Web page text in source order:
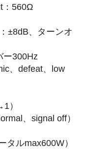
：560Ω
±8dB、ターンオ
ー300Hz
、defeat、low
）
、signal off）
タルmax600W）